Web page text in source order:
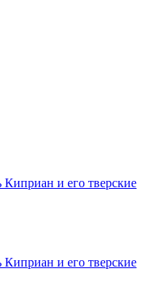
и его тверские
и его тверские